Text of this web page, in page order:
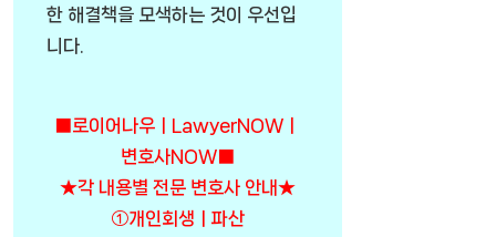
한 해결책을 모색하는 것이 우선입
니다.
■로이어나우ㅣLawyerNOWㅣ
변호사NOW■
★각 내용별 전문 변호사 안내★
①개인회생ㅣ파산